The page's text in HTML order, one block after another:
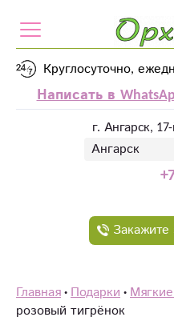
Круглосуточно,
Написать в
г. Ангарск,
Закажите
Главная Подарки
розовый тигрёнок